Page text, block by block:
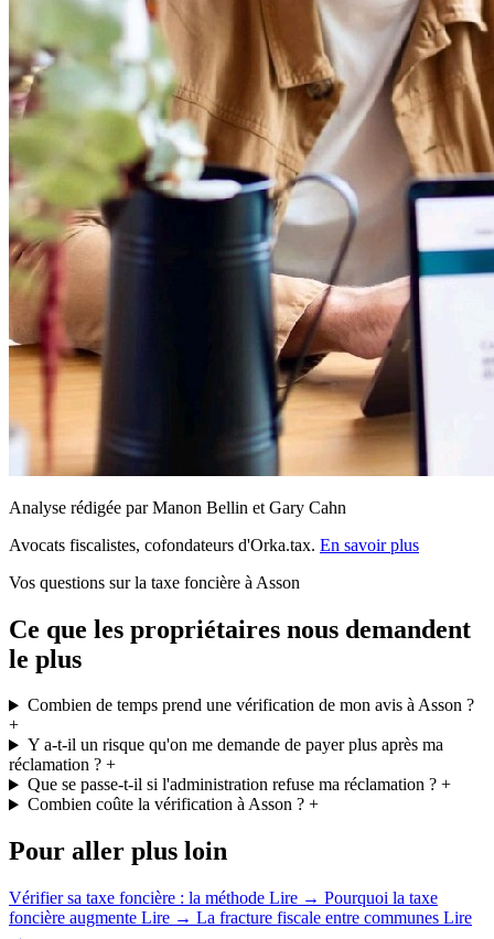
Analyse rédigée par Manon Bellin et Gary Cahn
Avocats fiscalistes, cofondateurs d'Orka.tax. En savoir plus
Vos questions sur la taxe foncière à Asson
Ce que les propriétaires nous demandent
le plus
Combien de temps prend une vérification de mon avis à Asson ?
+
Y a-t-il un risque qu'on me demande de payer plus après ma
réclamation ? +
Que se passe-t-il si l'administration refuse ma réclamation ?+
Combien coûte la vérification à Asson ?+
Pour aller plus loin
Vérifier sa taxe foncière : la méthode Lire → Pourquoi la taxe
foncière augmente Lire → La fracture fiscale entre communes Lire